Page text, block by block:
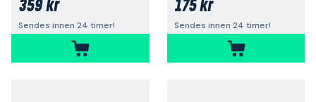
359 kr
Sendes innen 24 timer!
175 kr
Sendes innen 24 timer!